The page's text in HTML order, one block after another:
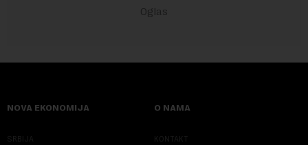
NOVA EKONOMIJA
SRBIJA
O NAMA
KONTAKT